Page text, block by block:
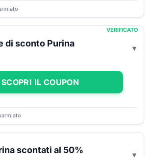
VERIFICATO
di sconto Purina
SCOPRI IL COUPON
scontati al 50%